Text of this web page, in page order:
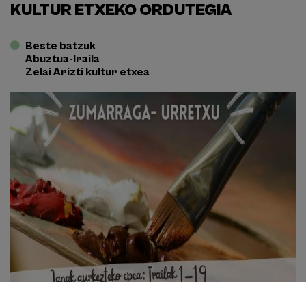
KULTUR ETXEKO ORDUTEGIA
Beste batzuk
Abuztua-Iraila
Zelai Arizti kultur etxea